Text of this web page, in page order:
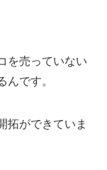
を売っていない
です。
拓ができていま